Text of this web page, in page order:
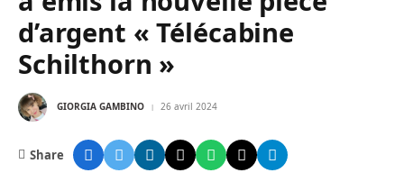
d’argent « Télécabine
Schilthorn »
GIORGIA GAMBINO 26 avril 2024
Share